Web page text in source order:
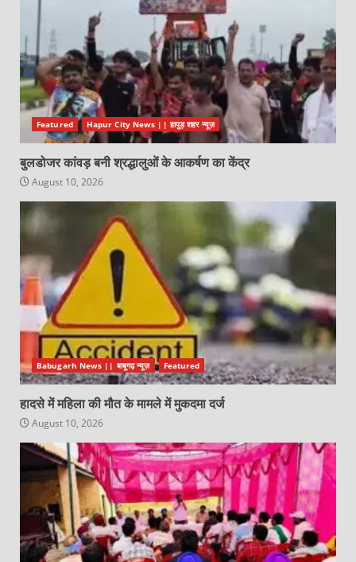
Featured Hapur City News || हापुड़ शहर न्यूज़
बुलडोजर कांवड़ बनी श्रद्धालुओं के आकर्षण का केंद्र
August 10, 2026
Babugarh News || बाबूगढ़ न्यूज़ Featured
हादसे में महिला की मौत के मामले में मुकदमा दर्ज
August 10, 2026